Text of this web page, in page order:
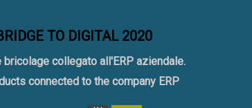
TO DIGITAL 2020
collegato all'ERP aziendale.
connected to the company ERP